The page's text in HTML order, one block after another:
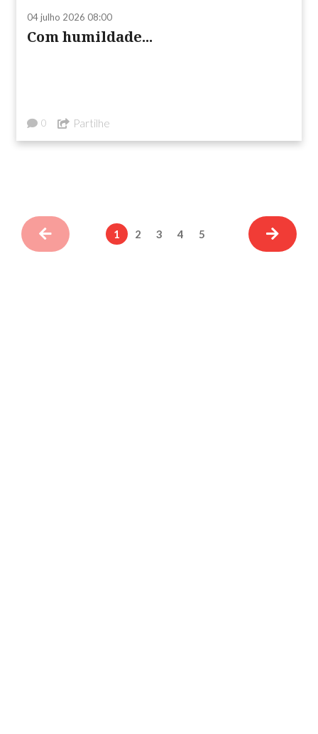
04 julho 2026 08:00
Com humildade...
0 Partilhe
1 2 3 4 5